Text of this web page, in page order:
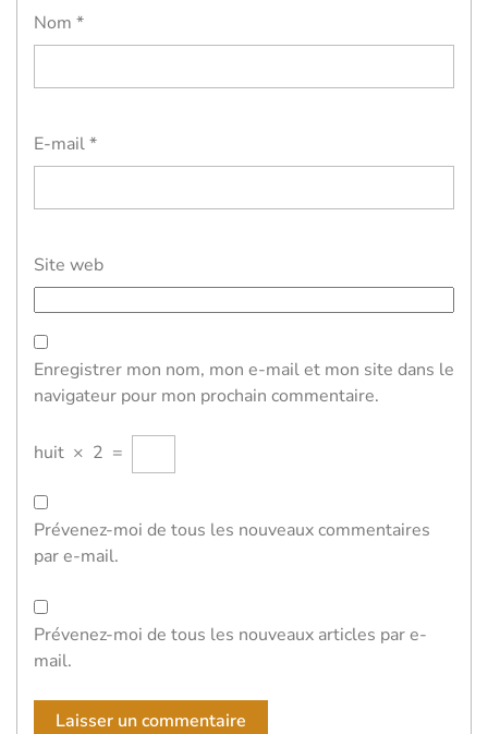
Nom *
E-mail*
Site web
Enregistrer mon nom, mon e-mail et mon site dans le
navigateur pour mon prochain commentaire.
huit × 2 =
Prévenez-moi de tous les nouveaux commentaires
par e-mail.
Prévenez-moi de tous les nouveaux articles par e-
mail.